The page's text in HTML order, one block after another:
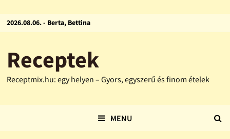
2026.08.06. - Berta, Bettina
Receptek
Receptmix.hu: egy helyen – Gyors, egyszerű és finom ételek
MENU